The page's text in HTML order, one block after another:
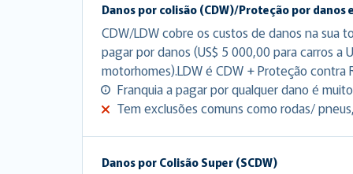
Danos por colisão (CDW)/Proteção por danos
CDW/LDW cobre os custos de danos na sua
pagar por danos (US$ 5 000,00 para carros a
motorhomes).LDW é CDW + Proteção contra
Franquia a pagar por qualquer dano é
Tem exclusões comuns como rodas/
Danos por Colisão Super (SCDW)